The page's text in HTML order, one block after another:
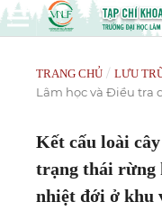
TRANG CHỦ / LƯU
Lâm học và Điều tra
Kết cấu loài
trạng thái rừng
nhiệt đới ở khu